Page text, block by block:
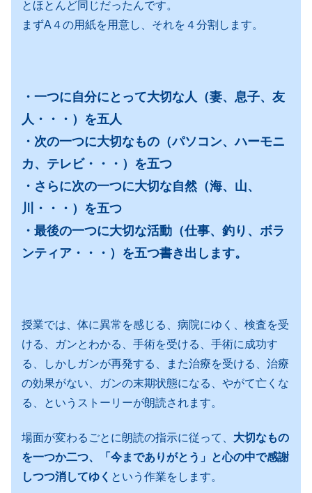
とほとんど同じだったんです。
まずA４の用紙を用意し、それを４分割します。
・一つに自分にとって大切な人（妻、息子、友
人・・・）を五人
・次の一つに大切なもの（パソコン、ハーモニ
カ、テレビ・・・）を五つ
・さらに次の一つに大切な自然（海、山、
川・・・）を五つ
・最後の一つに大切な活動（仕事、釣り、ボラ
ンティア・・・）を五つ書き出します。
授業では、体に異常を感じる、病院にゆく、検査を受
ける、ガンとわかる、手術を受ける、手術に成功す
る、しかしガンが再発する、また治療を受ける、治療
の効果がない、ガンの末期状態になる、やがて亡くな
る、というストーリーが朗読されます。
場面が変わるごとに朗読の指示に従って、 大切なもの
を一つか二つ、「今までありがとう」と心の中で感謝
しつつ消してゆく という作業をします。